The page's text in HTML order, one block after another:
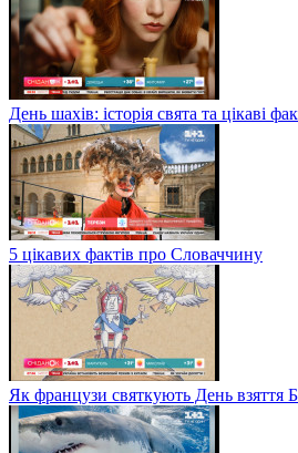
День шахів: історія свята та цікаві
5 цікавих фактів про Словаччину
Як французи святкують День взяття